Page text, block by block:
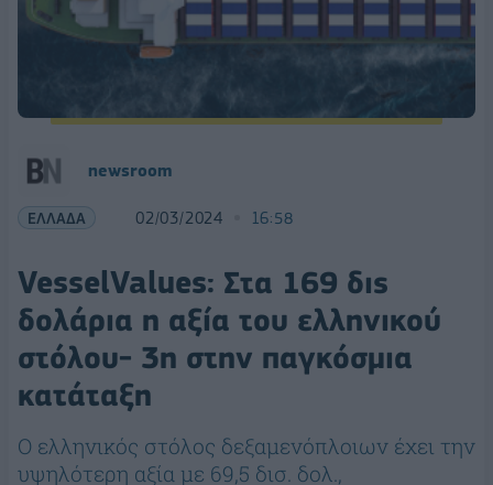
newsroom
ΕΛΛΑΔΑ 02/03/2024 16:58
VesselValues: Στα 169 δις
δολάρια η αξία του ελληνικού
στόλου- 3η στην παγκόσμια
κατάταξη
Ο ελληνικός στόλος δεξαμενόπλοιων έχει την
υψηλότερη αξία με 69,5 δισ. δολ.,